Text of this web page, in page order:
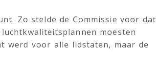
Zo stelde de Commissie voor dat
moesten
werd voor alle lidstaten, maar de